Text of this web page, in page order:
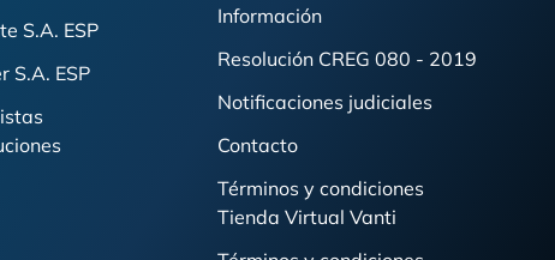
S.A. ESP
S.A. ESP
Información
Resolución CREG 080 - 2019
Notificaciones judiciales
Contacto
Términos y condiciones
Tienda Virtual Vanti